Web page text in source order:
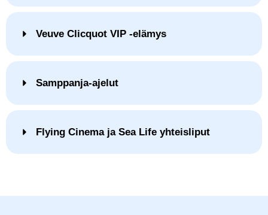
Veuve Clicquot VIP -elämys
Samppanja-ajelut
Flying Cinema ja Sea Life yhteisliput